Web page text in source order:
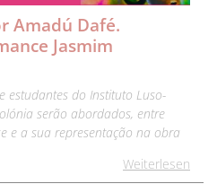
Amadú Dafé.
Jasmim
estudantes do Instituto Luso-
serão abordados, entre
e a sua representação na obra
Weiterlesen